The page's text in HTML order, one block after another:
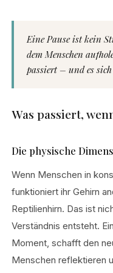
Eine Pause ist kein
dem Menschen
passiert – und es
Was passiert,
Die physische
Wenn Menschen in
funktioniert ihr Gehirn
Reptilienhirn. Das ist
Verständnis entsteht.
Moment, schafft den
Menschen reflektieren